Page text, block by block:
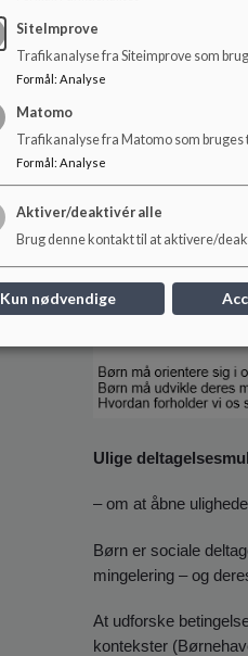
Ulige
– om at åbne
Børn er sociale
mingelering – og
At udforske
kontekster
SiteImprove
Trafikanalyse fra Siteimprove som
Formål : Analyse
Matomo
Trafikanalyse fra Matomo som bruges
Formål: Analyse
Aktiver/deaktivér alle
Brug denne kontakt til at aktivere/
Kun nødvendige